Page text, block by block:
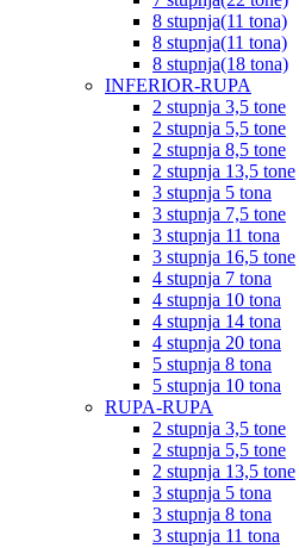
8 stupnja(11 tona)
8 stupnja(11 tona)
8 stupnja(18 tona)
INFERIOR-RUPA
2 stupnja 3,5 tone
2 stupnja 5,5 tone
2 stupnja 8,5 tone
2 stupnja 13,5 tone
3 stupnja 5 tona
3 stupnja 7,5 tone
3 stupnja 11 tona
3 stupnja 16,5 tone
4 stupnja 7 tona
4 stupnja 10 tona
4 stupnja 14 tona
4 stupnja 20 tona
5 stupnja 8 tona
5 stupnja 10 tona
RUPA-RUPA
2 stupnja 3,5 tone
2 stupnja 5,5 tone
2 stupnja 13,5 tone
3 stupnja 5 tona
3 stupnja 8 tona
3 stupnja 11 tona